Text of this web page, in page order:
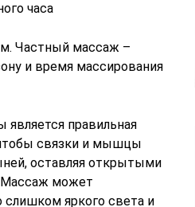
часа
Частный массаж –
и время массирования
правильная
связки и мышцы
оставляя открытыми
Массаж может
слишком яркого света и